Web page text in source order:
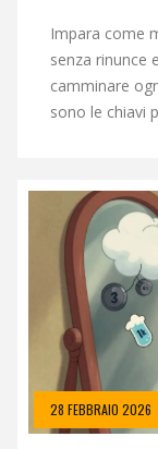
Impara come
senza rinunce
camminare
sono le chiavi
28 FEBBRAIO 2026